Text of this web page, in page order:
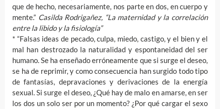
que de hecho, necesariamente, nos parte en dos, en cuerpo y
mente.” Casilda Rodrigañez, “La maternidad y la correlación
entre la libido y la fisiología”
* “Falsas ideas de pecado, culpa, miedo, castigo, y el bien y el
mal han destrozado la naturalidad y espontaneidad del ser
humano. Se ha enseñado erróneamente que si surge el deseo,
se ha de reprimir, y como consecuencia han surgido todo tipo
de fantasías, depravaciones y derivaciones de la energía
sexual. Si surge el deseo, ¿Qué hay de malo en amarse, en ser
los dos un solo ser por un momento? ¿Por qué cargar el sexo